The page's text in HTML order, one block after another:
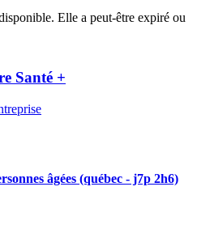
Elle a peut-être expiré ou
Santé +
âgées (québec - j7p 2h6)